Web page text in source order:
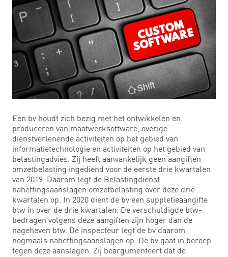
Een bv houdt zich bezig met het ontwikkelen en
produceren van maatwerksoftware, overige
dienstverlenende activiteiten op het gebied van
informatietechnologie en activiteiten op het gebied van
belastingadvies. Zij heeft aanvankelijk geen aangiften
omzetbelasting ingediend voor de eerste drie kwartalen
van 2019. Daarom legt de Belastingdienst
naheffingsaanslagen omzetbelasting over deze drie
kwartalen op. In 2020 dient de bv een suppletieaangifte
btw in over de drie kwartalen. De verschuldigde btw-
bedragen volgens deze aangiften zijn hoger dan de
nageheven btw. De inspecteur legt de bv daarom
nogmaals naheffingsaanslagen op. De bv gaat in beroep
tegen deze aanslagen. Zij beargumenteert dat de